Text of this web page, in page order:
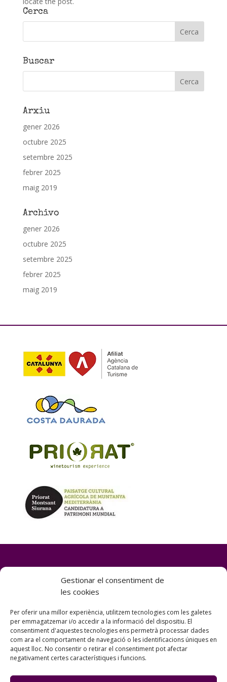
Gestionar el consentiment de
les cookies
Per oferir una millor experiència, utilitzem tecnologies com les galetes
per emmagatzemar i/o accedir a la informació del dispositiu. El
consentiment d'aquestes tecnologies ens permetrà processar dades
com ara el comportament de navegació o les identificacions úniques en
aquest lloc. No consentir o retirar el consentiment pot afectar
negativament certes característiques i funcions.
Cerca
Buscar
Arxiu
gener 2026
octubre 2025
setembre 2025
febrer 2025
maig 2019
Archivo
gener 2026
octubre 2025
setembre 2025
febrer 2025
maig 2019
“Priorat Bike Experiences”
SiuranaTours (Agencia GC-003761)
comercialitza tots els productes d’aquesta web.